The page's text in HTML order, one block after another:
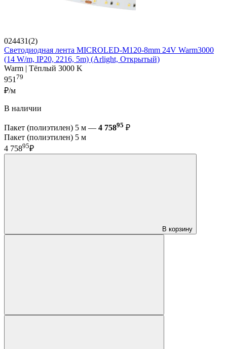
024431(2)
Светодиодная лента MICROLED-M120-8mm 24V Warm3000
(14 W/m, IP20, 2216, 5m) (Arlight, Открытый)
Warm | Тёплый 3000 K
95179
₽/м
В наличии
Пакет (полиэтилен) 5 м — 4 75895 ₽
Пакет (полиэтилен) 5 м
4 75895₽
В корзину